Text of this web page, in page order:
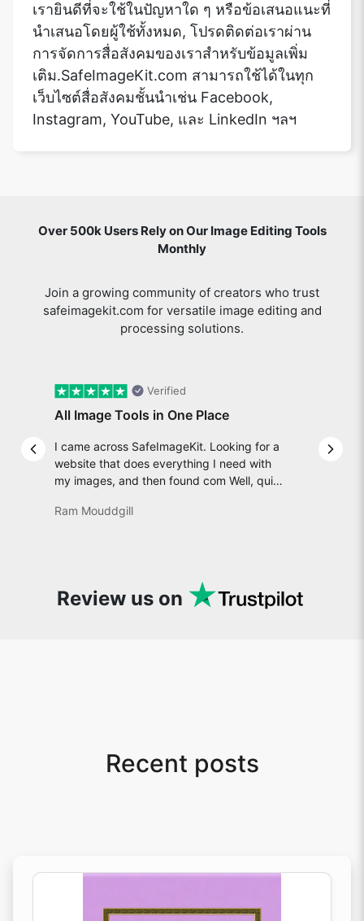
เรายินดีที่จะใช้ในปัญหาใด ๆ หรือข้อเสนอแนะที่
นำเสนอโดยผู้ใช้ทั้งหมด, โปรดติดต่อเราผ่าน
การจัดการสื่อสังคมของเราสำหรับข้อมูลเพิ่ม
เติม.SafeImageKit.com สามารถใช้ได้ในทุก
เว็บไซต์สื่อสังคมชั้นนำเช่น Facebook,
Instagram, YouTube, และ LinkedIn ฯลฯ
Over 500k Users Rely on Our Image Editing Tools
Monthly
Join a growing community of creators who trust
safeimagekit.com for versatile image editing and
processing solutions.
Previous slide
Verified
All Image Tools in One Place
I came across SafeImageKit. Looking for a
website that does everything I need with
my images, and then found com Well, quite
an incredibly high-speed, stable and easy-
snappy tools every now and then!
Ram Mouddgill
Next
Review us on
Recent posts